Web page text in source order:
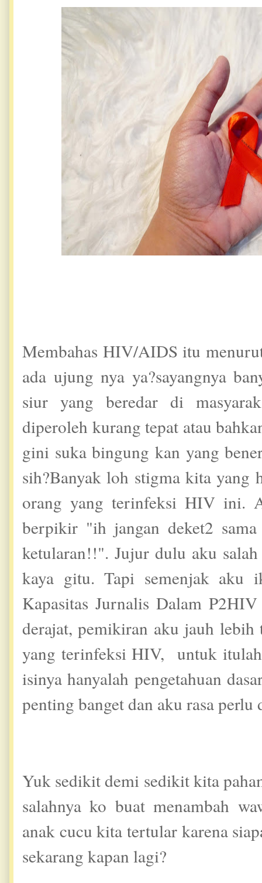
Membahas HIV/AIDS itu
ada ujung nya ya?sayangnya
siur yang beredar di
diperoleh kurang tepat atau
gini suka bingung kan yang
sih?Banyak loh stigma kita yang
orang yang terinfeksi HIV ini.
berpikir "ih jangan deket2
ketularan!!". Jujur dulu aku
kaya gitu. Tapi semenjak aku
Kapasitas Jurnalis Dalam
derajat, pemikiran aku jauh lebih
yang terinfeksi HIV, untuk
isinya hanyalah pengetahuan
penting banget dan aku rasa perlu
Yuk sedikit demi sedikit kita
salahnya ko buat menambah
anak cucu kita tertular karena
sekarang kapan lagi?